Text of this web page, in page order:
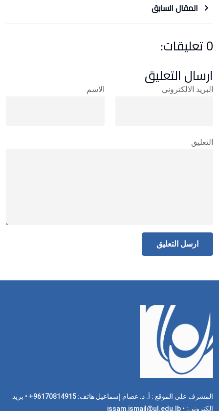
المقال السابق
0 تعليقات:
ارسال التعليق
الاسم البريد الالكتروني
التعليق
المشرف على الموقع : أ. د. عصام إسماعيل هاتف: 96170814915+ • بريد
الكتروني: issam.ismail@ul.edu.lb •